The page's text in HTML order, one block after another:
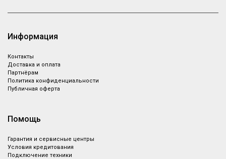
Информация
Контакты
Доставка и оплата
Партнёрам
Политика конфиденциальности
Публичная оферта
Помощь
Гарантия и сервисные центры
Условия кредитования
Подключение техники